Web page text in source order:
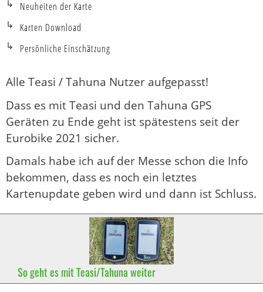
Alle Teasi / Tahuna Nutzer aufgepasst!
Dass es mit Teasi und den Tahuna GPS
Geräten zu Ende geht ist spätestens seit der
Eurobike 2021 sicher.
Damals habe ich auf der Messe schon die Info
bekommen, dass es noch ein letztes
Kartenupdate geben wird und dann ist Schluss.
So geht es mit Teasi/Tahuna weiter
Neuheiten der Karte
Karten Download
Persönliche Einschätzung